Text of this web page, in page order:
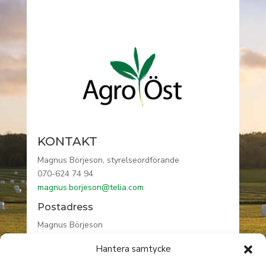
Hantera samtycke
KONTAKT
Magnus Börjeson, styrelseordförande
070-624 74 94
magnus.borjeson@telia.com
Postadress
Magnus Börjeson
590 76 VRETA KLOSTER